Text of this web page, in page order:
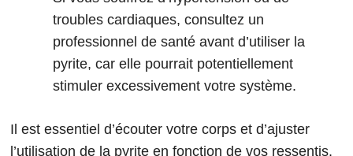
troubles cardiaques, consultez un
professionnel de santé avant d’utiliser la
pyrite, car elle pourrait potentiellement
stimuler excessivement votre système.
Il est essentiel d’écouter votre corps et d’ajuster
l’utilisation de la pyrite en fonction de vos ressentis.